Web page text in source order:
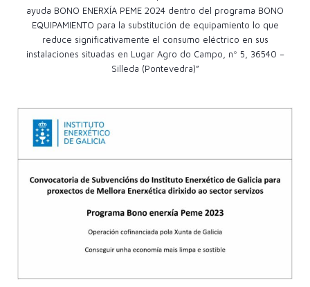
ayuda BONO ENERXÍA PEME 2024 dentro del programa BONO
EQUIPAMIENTO para la substitución de equipamiento lo que
reduce significativamente el consumo eléctrico en sus
instalaciones situadas en Lugar Agro do Campo, nº 5, 36540 –
Silleda (Pontevedra)”